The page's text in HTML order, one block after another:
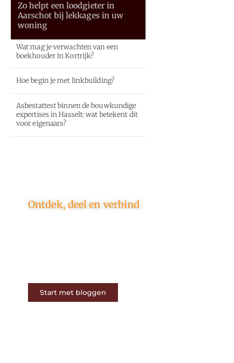
Zo helpt een loodgieter in
Aarschot bij lekkages in uw
woning
Wat mag je verwachten van een
boekhouder in Kortrijk?
Hoe begin je met linkbuilding?
Asbestattest binnen de bouwkundige
expertises in Hasselt: wat betekent dit
voor eigenaars?
Ontdek, deel en verbind
Start met bloggen